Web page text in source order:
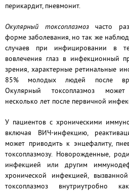
перикардит, пневмонит.
Окулярный токсоплазмозчасто
форме заболевания, но так же
случаев при инфицировании в
вовлечения глаз в инфекционный
зрения, характерные ретинальные
85% молодых людей после
Окулярный токсоплазмоз может
несколько лет после первичной
У пациентов с хроническими
включая ВИЧ-инфекцию,
может приводить к энцефалиту,
токсоплазмозу. Новорожденные,
инфекцией или другим
хронической инфекцией, вызванной
токсоплазмоз внутриутробно